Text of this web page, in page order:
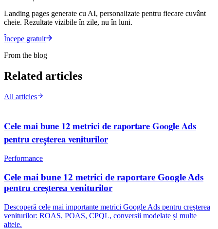
Landing pages generate cu AI, personalizate pentru fiecare cuvânt
cheie. Rezultate vizibile în zile, nu în luni.
Începe gratuit
From the blog
Related articles
All articles
Cele mai bune 12 metrici de raportare Google Ads
pentru creșterea veniturilor
Performance
Cele mai bune 12 metrici de raportare Google Ads
pentru creșterea veniturilor
Descoperă cele mai importante metrici Google Ads pentru creșterea
veniturilor: ROAS, POAS, CPQL, conversii modelate și multe
altele.